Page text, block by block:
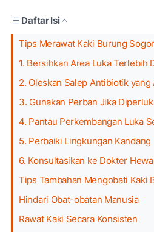
Daftar Isi
Tips Merawat Kaki Burung
1. Bersihkan Area Luka Terlebih
2. Oleskan Salep Antibiotik yang
3. Gunakan Perban Jika
4. Pantau Perkembangan Luka
5. Perbaiki Lingkungan Kandang
6. Konsultasikan ke Dokter
Tips Tambahan Mengobati Kaki
Hindari Obat-obatan Manusia
Rawat Kaki Secara Konsisten